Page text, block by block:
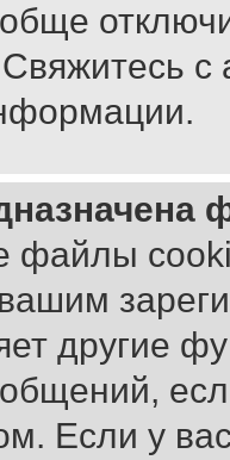
файлы
вашим
другие
Если у